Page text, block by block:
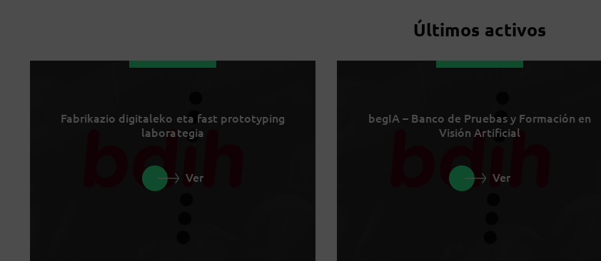
Últimos activos
Fabrikazio digitaleko eta fast prototyping
laborategia
Ver
begIA – Banco de Pruebas y Formación en
Visión Artificial
Ver